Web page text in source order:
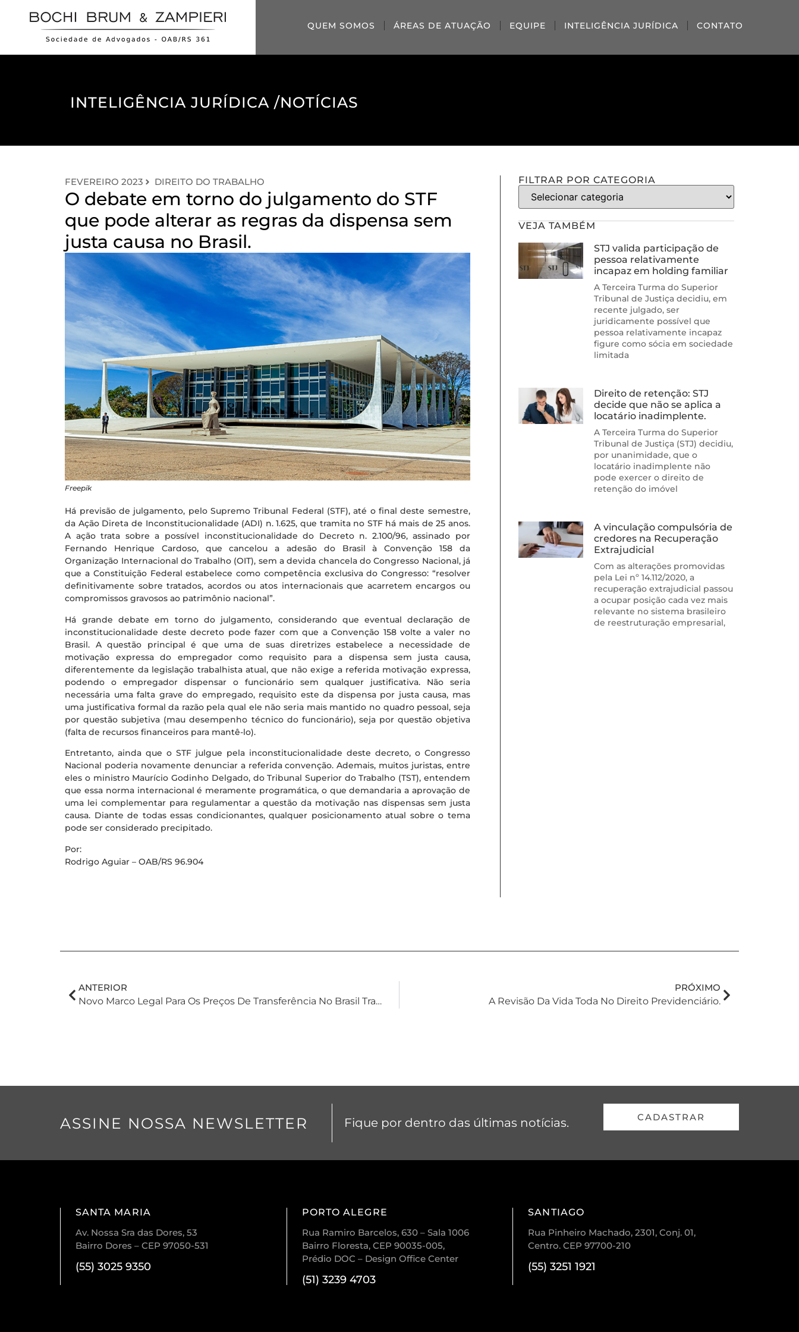
QUEM SOMOS ÁREAS DE ATUAÇÃO EQUIPE INTELIGÊNCIA JURÍDICA CONTATO
INTELIGÊNCIA JURÍDICA /NOTÍCIAS
FEVEREIRO 2023 DIREITO DO TRABALHO
O debate em torno do julgamento do STF
que pode alterar as regras da dispensa sem
justa causa no Brasil.
Freepik
Há previsão de julgamento, pelo Supremo Tribunal Federal (STF), até o final deste semestre,
da Ação Direta de Inconstitucionalidade (ADI) n. 1.625, que tramita no STF há mais de 25 anos.
A ação trata sobre a possível inconstitucionalidade do Decreto n. 2.100/96, assinado por
Fernando Henrique Cardoso, que cancelou a adesão do Brasil à Convenção 158 da
Organização Internacional do Trabalho (OIT), sem a devida chancela do Congresso Nacional, já
que a Constituição Federal estabelece como competência exclusiva do Congresso: “resolver
definitivamente sobre tratados, acordos ou atos internacionais que acarretem encargos ou
compromissos gravosos ao patrimônio nacional”.
Há grande debate em torno do julgamento, considerando que eventual declaração de
inconstitucionalidade deste decreto pode fazer com que a Convenção 158 volte a valer no
Brasil. A questão principal é que uma de suas diretrizes estabelece a necessidade de
motivação expressa do empregador como requisito para a dispensa sem justa causa,
diferentemente da legislação trabalhista atual, que não exige a referida motivação expressa,
podendo o empregador dispensar o funcionário sem qualquer justificativa. Não seria
necessária uma falta grave do empregado, requisito este da dispensa por justa causa, mas
uma justificativa formal da razão pela qual ele não seria mais mantido no quadro pessoal, seja
por questão subjetiva (mau desempenho técnico do funcionário), seja por questão objetiva
(falta de recursos financeiros para mantê-lo).
Entretanto, ainda que o STF julgue pela inconstitucionalidade deste decreto, o Congresso
Nacional poderia novamente denunciar a referida convenção. Ademais, muitos juristas, entre
eles o ministro Maurício Godinho Delgado, do Tribunal Superior do Trabalho (TST), entendem
que essa norma internacional é meramente programática, o que demandaria a aprovação de
uma lei complementar para regulamentar a questão da motivação nas dispensas sem justa
causa. Diante de todas essas condicionantes, qualquer posicionamento atual sobre o tema
pode ser considerado precipitado.
Por:
Rodrigo Aguiar – OAB/RS 96.904
FILTRAR POR CATEGORIA
VEJA TAMBÉM
STJ valida participação de
pessoa relativamente
incapaz em holding familiar
A Terceira Turma do Superior
Tribunal de Justiça decidiu, em
recente julgado, ser
juridicamente possível que
pessoa relativamente incapaz
figure como sócia em sociedade
limitada
Direito de retenção: STJ
decide que não se aplica a
locatário inadimplente.
A Terceira Turma do Superior
Tribunal de Justiça (STJ) decidiu,
por unanimidade, que o
locatário inadimplente não
pode exercer o direito de
retenção do imóvel
A vinculação compulsória de
credores na Recuperação
Extrajudicial
Com as alterações promovidas
pela Lei nº 14.112/2020, a
recuperação extrajudicial passou
a ocupar posição cada vez mais
relevante no sistema brasileiro
de reestruturação empresarial,
ANTERIOR
Novo Marco Legal Para Os Preços De Transferência No Brasil Traz Novidades Quanto Ao IRPJ E CSLL.
PRÓXIMO
A Revisão Da Vida Toda No Direito Previdenciário.
ASSINE NOSSA NEWSLETTER Fique por dentro das últimas notícias. CADASTRAR
SANTA MARIA
Av. Nossa Sra das Dores, 53
Bairro Dores – CEP 97050-531
(55) 3025 9350
PORTO ALEGRE
Rua Ramiro Barcelos, 630 – Sala 1006
Bairro Floresta, CEP 90035-005,
Prédio DOC – Design Office Center
(51) 3239 4703
SANTIAGO
Rua Pinheiro Machado, 2301, Conj. 01,
Centro. CEP 97700-210
(55) 3251 1921